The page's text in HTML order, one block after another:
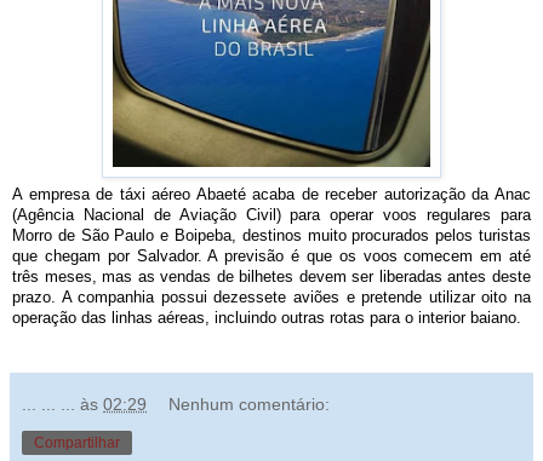
A empresa de táxi aéreo Abaeté acaba de receber autorização da Anac
(Agência Nacional de Aviação Civil) para operar voos regulares para
Morro de São Paulo e Boipeba, destinos muito procurados pelos turistas
que chegam por Salvador. A previsão é que os voos comecem em até
três meses, mas as vendas de bilhetes devem ser liberadas antes deste
prazo. A companhia possui dezessete aviões e pretende utilizar oito na
operação das linhas aéreas, incluindo outras rotas para o interior baiano.
às 02:29 Nenhum comentário:
Compartilhar